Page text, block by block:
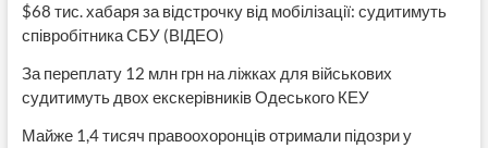
$68 тис. хабаря за відстрочку від мобілізації: судитимуть
співробітника СБУ (ВІДЕО)
За переплату 12 млн грн на ліжках для військових
судитимуть двох екскерівників Одеського КЕУ
Майже 1,4 тисяч правоохоронців отримали підозри у